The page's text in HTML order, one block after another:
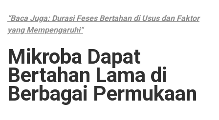
“Baca Juga: Durasi Feses Bertahan di Usus dan Faktor
yang Mempengaruhi“
Mikroba Dapat
Bertahan Lama di
Berbagai Permukaan